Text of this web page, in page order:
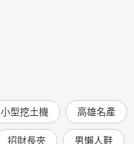
小型挖土機 高雄名產
招財長夾 男懶人鞋